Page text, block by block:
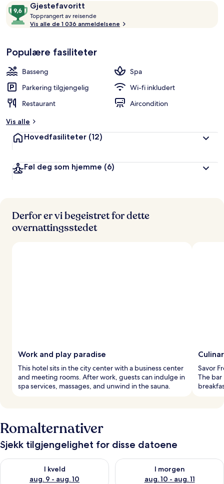
5 124 kr
AnmeldelserGjestefavoritt
9,6
av
10,
Topprangert av reisende
o
v
i
e
Vis alle de 1 036 anmeldelsene
Populære fasiliteter
Basseng
Spa
Parkering tilgjengelig
Wi-fi inkludert
Restaurant
Aircondition
Vis alle
Hovedfasiliteter (12)
Føl deg som hjemme (6)
Derfor er vi begeistret for dette
overnattingsstedet
Work and play paradise
This hotel sits in the city center with a business center
and meeting rooms. After work, guests can indulge in
spa services, massages, and unwind in the sauna.
Savor
The
Romalternativer
Sjekk tilgjengelighet for disse datoene
I kveld
aug. 9 - aug. 10
Sjekk tilgjengelighet for i kveld, aug. 9 - aug. 10
I morgen
aug. 10 - aug. 11
Sjekk tilgjengelighet for i